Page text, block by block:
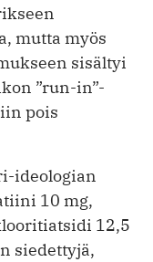
mutta myös
sisältyi
”run-in”-
pois
ideologian
10 mg,
12,5
siedettyjä,